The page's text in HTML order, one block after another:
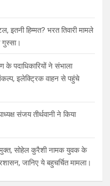
इतनी हिम्मत? भरत तिवारी मामले
के पदाधिकारियों ने संभाला
इलेक्ट्रिक वाहन से पहुंचे
संजय तीर्थवानी ने किया
सोहेल कुरैशी नामक युवक के
जानिए ये बहुचर्चित मामला।